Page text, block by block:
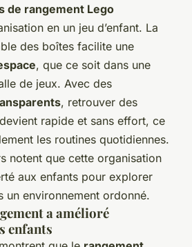
de rangement Lego
en un jeu d’enfant. La
des boîtes facilite une
, que ce soit dans une
de jeux. Avec des
, retrouver des
rapide et sans effort, ce
les routines quotidiennes.
notent que cette organisation
aux enfants pour explorer
un environnement ordonné.
a amélioré
enfants